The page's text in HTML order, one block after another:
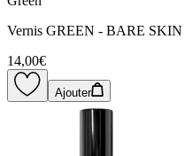
Vernis GREEN - BARE SKIN
14,00€
Ajouter